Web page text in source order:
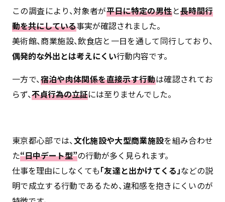
この調査により、対象者が平日に特定の男性と長時間行
動を共にしている事実が確認されました。
美術館、商業施設、飲食店と一日を通して同行しており、
偶発的な外出とは考えにくい行動内容です。
一方で、宿泊や肉体関係を直接示す行動は確認されてお
らず、不貞行為の立証には至りませんでした。
東京都心部では、文化施設や大型商業施設を組み合わせ
た“日中デート型”の行動が多く見られます。
仕事を理由にしなくても「友達と出かけてくる」などの説
明で成立する行動であるため、違和感を抱きにくいのが